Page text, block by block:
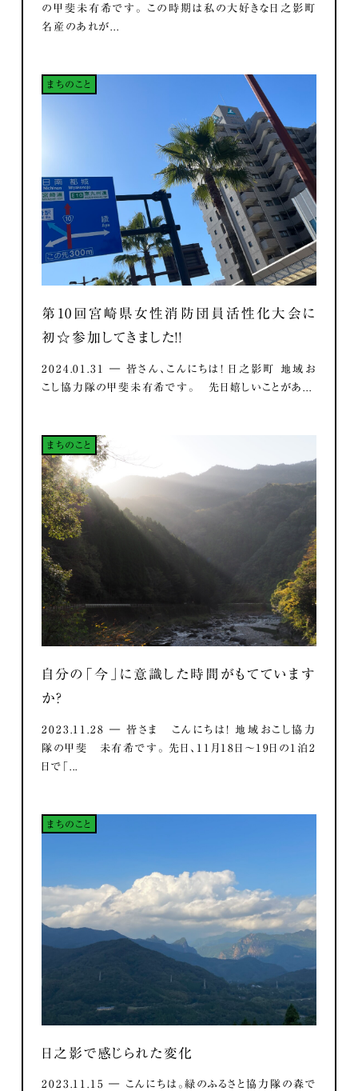
の甲斐未有希です。 この時期は私の大好きな日之影町
名産のあれが...
まちのこと
第10回宮崎県女性消防団員活性化大会に
初☆参加してきました！！
2024.01.31 ― 皆さん、こんにちは！ 日之影町 地域お
こし協力隊の甲斐未有希です。 先日嬉しいことがあ...
まちのこと
自分の「今」に意識した時間がもてています
か？
2023.11.28 ― 皆さま こんにちは！ 地域おこし協力
隊の甲斐 未有希です。 先日、11月18日～19日の1泊2
日で「...
まちのこと
日之影で感じられた変化
2023.11.15 ― こんにちは。緑のふるさと協力隊の森で